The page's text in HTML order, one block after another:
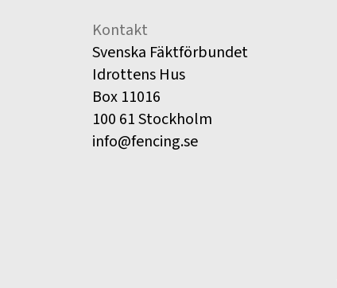
Kontakt
Svenska Fäktförbundet
Idrottens Hus
Box 11016
100 61 Stockholm
info@fencing.se